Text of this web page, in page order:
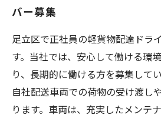
バー募集
足立区で正社員の軽貨物配達ドラ
す。当社では、安心して働ける環
り、長期的に働ける方を募集して
自社配送車両での荷物の受け渡し
ります。車両は、充実したメンテ